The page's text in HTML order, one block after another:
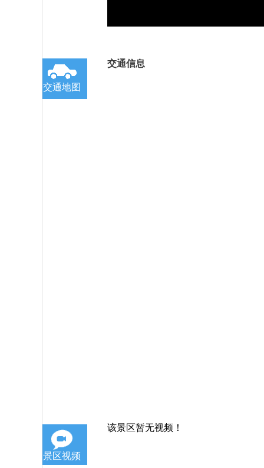
交通地图
交通信息
景区视频
该景区暂无视频！